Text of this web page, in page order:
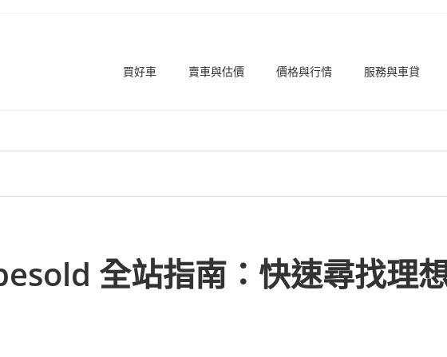
買好車 賣車與估價 價格與行情 服務與車貸
全站指南：快速尋找理